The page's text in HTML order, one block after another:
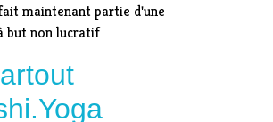
maintenant partie d'une
but non lucratif